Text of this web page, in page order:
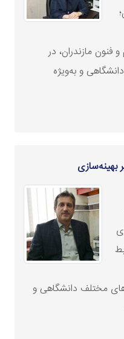
فنون مازندران، در
و به‌ویژه
بهینه‌سازی
مختلف دانشگاهی و